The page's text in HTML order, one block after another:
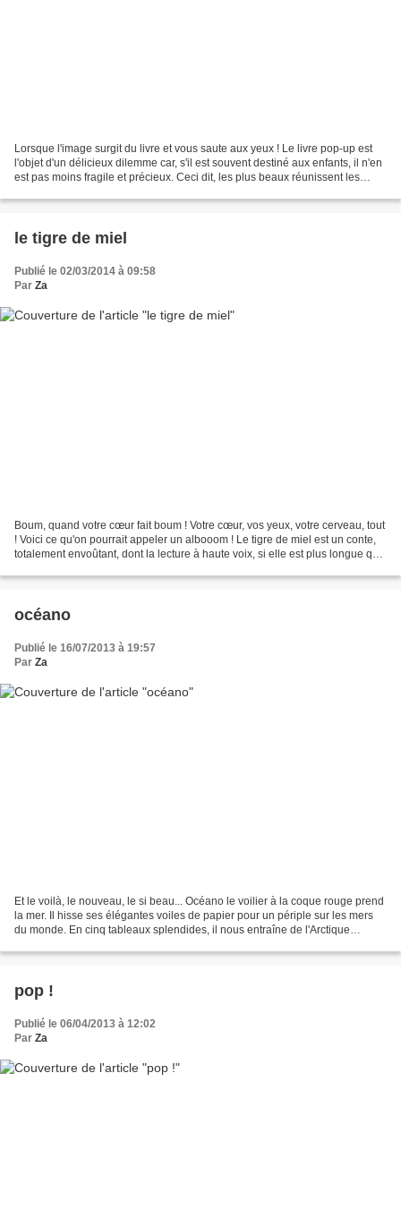
Lorsque l'image surgit du livre et vous saute aux yeux ! Le livre pop-up est
l'objet d'un délicieux dilemme car, s'il est souvent destiné aux enfants, il n'en
est pas moins fragile et précieux. Ceci dit, les plus beaux réunissent les
le tigre de miel
Publié le 02/03/2014 à 09:58
Par Za
Boum, quand votre cœur fait boum ! Votre cœur, vos yeux, votre cerveau, tout
! Voici ce qu'on pourrait appeler un albooom ! Le tigre de miel est un conte,
totalement envoûtant, dont la lecture à haute voix, si elle est plus longue que
océano
Publié le 16/07/2013 à 19:57
Par Za
Et le voilà, le nouveau, le si beau... Océano le voilier à la coque rouge prend
la mer. Il hisse ses élégantes voiles de papier pour un périple sur les mers
du monde. En cinq tableaux splendides, il nous entraîne de l'Arctique
pop !
Publié le 06/04/2013 à 12:02
Par Za